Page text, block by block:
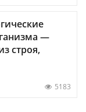
—
строя,
5183